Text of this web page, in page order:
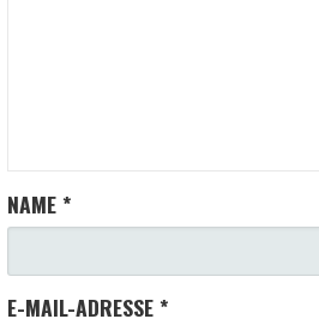
NAME*
E-MAIL-ADRESSE*